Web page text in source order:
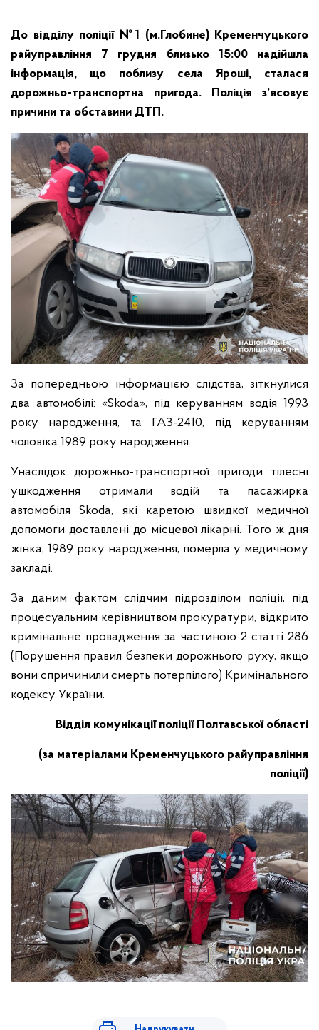
До відділу поліції №1 (м.Глобине) Кременчуцького
райуправління 7 грудня близько 15:00 надійшла
інформація, що поблизу села Яроші, сталася
дорожньо-транспортна пригода. Поліція з’ясовує
причини та обставини ДТП.
За попередньою інформацією слідства, зіткнулися
два автомобілі: «Skodа», під керуванням водія 1993
року народження, та ГАЗ-2410, під керуванням
чоловіка 1989 року народження.
Унаслідок дорожньо-транспортної пригоди тілесні
ушкодження отримали водій та пасажирка
автомобіля Skoda, які каретою швидкої медичної
допомоги доставлені до місцевої лікарні. Того ж дня
жінка, 1989 року народження, померла у медичному
закладі.
За даним фактом слідчим підрозділом поліції, під
процесуальним керівництвом прокуратури, відкрито
кримінальне провадження за частиною 2 статті 286
(Порушення правил безпеки дорожнього руху, якщо
вони спричинили смерть потерпілого) Кримінального
кодексу України.
Відділ комунікації поліції Полтавської області
(за матеріалами Кременчуцького райуправління
поліції)